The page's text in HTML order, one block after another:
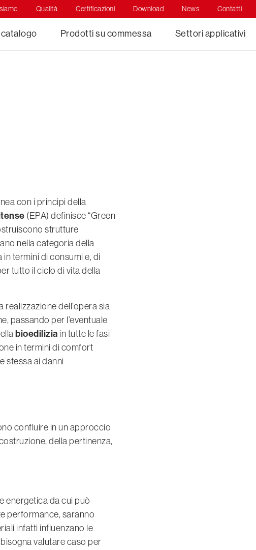
Qualità Certificazioni Download News Contatti
Prodotti su commessa Settori applicativi
con i principi della
(EPA) definisce “Green
strutture
nella categoria della
termini di consumi e, di
tutto il ciclo di vita della
dell’opera sia
passando per l’eventuale
bioedilizia in tutte le fasi
in termini di comfort
stessa ai danni
confluire in un approccio
della pertinenza,
energetica da cui può
performance, saranno
infatti influenzano le
valutare caso per